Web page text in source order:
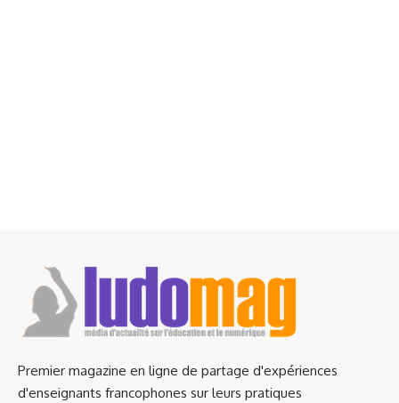
Premier magazine en ligne de partage d'expériences
d'enseignants francophones sur leurs pratiques